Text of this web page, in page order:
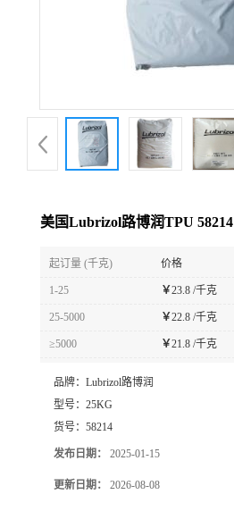
美国Lubrizol路博润TPU 58214
起订量 (千克) 价格
1-25 ￥23.8 /千克
25-5000 ￥22.8 /千克
≥5000 ￥21.8 /千克
品牌： Lubrizol路博润
型号： 25KG
货号： 58214
发布日期： 2025-01-15
更新日期： 2026-08-08